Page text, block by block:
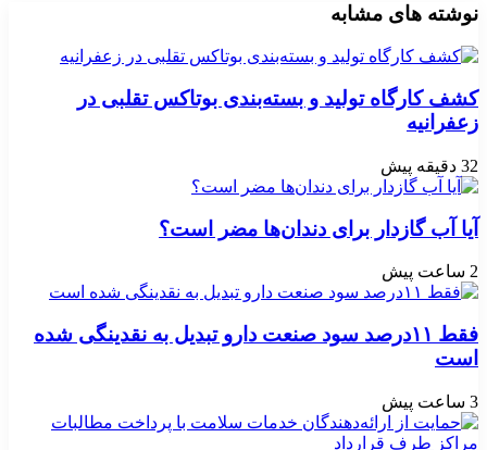
نوشته های مشابه
کشف کارگاه تولید و بسته‌بندی بوتاکس تقلبی در
زعفرانیه
32 دقیقه پیش
آیا آب گازدار برای دندان‌ها مضر است؟
2 ساعت پیش
فقط ۱۱‌درصد سود صنعت دارو تبدیل به نقدینگی شده
است
3 ساعت پیش